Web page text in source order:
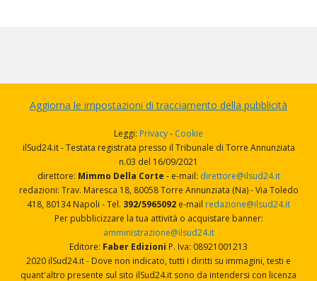
Aggiorna le impostazioni di tracciamento della pubblicità
Leggi: Privacy- Cookie
ilSud24.it - Testata registrata presso il Tribunale di Torre Annunziata
n.03 del 16/09/2021
direttore: Mimmo Della Corte - e-mail: direttore@ilsud24.it
redazioni: Trav. Maresca 18, 80058 Torre Annunziata (Na) - Via Toledo
418, 80134 Napoli - Tel. 392/5965092 e-mail redazione@ilsud24.it
Per pubblicizzare la tua attività o acquistare banner:
amministrazione@ilsud24.it
Editore: Faber Edizioni P. Iva: 08921001213
2020 ilSud24.it - Dove non indicato, tutti i diritti su immagini, testi e
quant'altro presente sul sito ilSud24.it sono da intendersi con licenza